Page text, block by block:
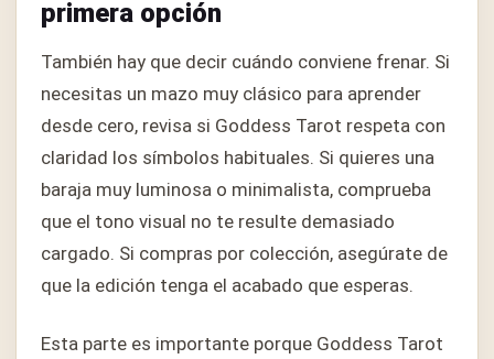
primera opción
También hay que decir cuándo conviene frenar. Si
necesitas un mazo muy clásico para aprender
desde cero, revisa si Goddess Tarot respeta con
claridad los símbolos habituales. Si quieres una
baraja muy luminosa o minimalista, comprueba
que el tono visual no te resulte demasiado
cargado. Si compras por colección, asegúrate de
que la edición tenga el acabado que esperas.
Esta parte es importante porque Goddess Tarot